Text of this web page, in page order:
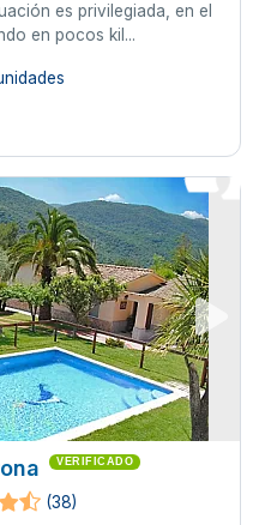
es privilegiada, en el
en pocos kil...
VERIFICADO
(38)